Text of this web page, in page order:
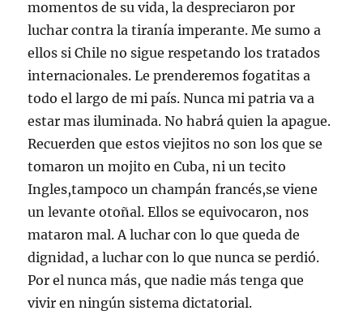
momentos de su vida, la despreciaron por
luchar contra la tiranía imperante. Me sumo a
ellos si Chile no sigue respetando los tratados
internacionales. Le prenderemos fogatitas a
todo el largo de mi país. Nunca mi patria va a
estar mas iluminada. No habrá quien la apague.
Recuerden que estos viejitos no son los que se
tomaron un mojito en Cuba, ni un tecito
Ingles,tampoco un champán francés,se viene
un levante otoñal. Ellos se equivocaron, nos
mataron mal. A luchar con lo que queda de
dignidad, a luchar con lo que nunca se perdió.
Por el nunca más, que nadie más tenga que
vivir en ningún sistema dictatorial.